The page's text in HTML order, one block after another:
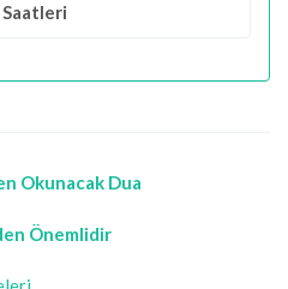
Okunacak Dua
Önemlidir